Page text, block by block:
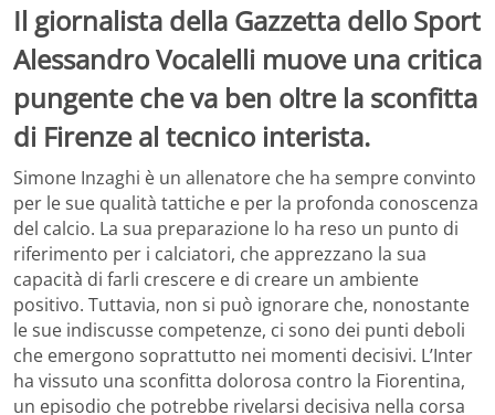
Il giornalista della Gazzetta dello Sport
Alessandro Vocalelli muove una critica
pungente che va ben oltre la sconfitta
di Firenze al tecnico interista.
Simone Inzaghi è un allenatore che ha sempre convinto
per le sue qualità tattiche e per la profonda conoscenza
del calcio. La sua preparazione lo ha reso un punto di
riferimento per i calciatori, che apprezzano la sua
capacità di farli crescere e di creare un ambiente
positivo. Tuttavia, non si può ignorare che, nonostante
le sue indiscusse competenze, ci sono dei punti deboli
che emergono soprattutto nei momenti decisivi. L’Inter
ha vissuto una sconfitta dolorosa contro la Fiorentina,
un episodio che potrebbe rivelarsi decisiva nella corsa